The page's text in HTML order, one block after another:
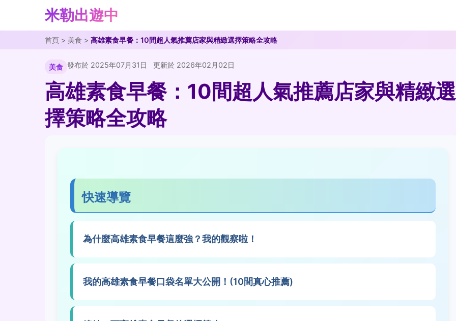
米勒出遊中
首頁 > 美食 > 高雄素食早餐：10間超人氣推薦店家與精緻選擇策略全攻略
美食 發布於 2025年07月31日 更新於 2026年02月02日
高雄素食早餐：10間超人氣推薦店家與精緻選
擇策略全攻略
快速導覽
為什麼高雄素食早餐這麼強？我的觀察啦！
我的高雄素食早餐口袋名單大公開！(10間真心推薦)